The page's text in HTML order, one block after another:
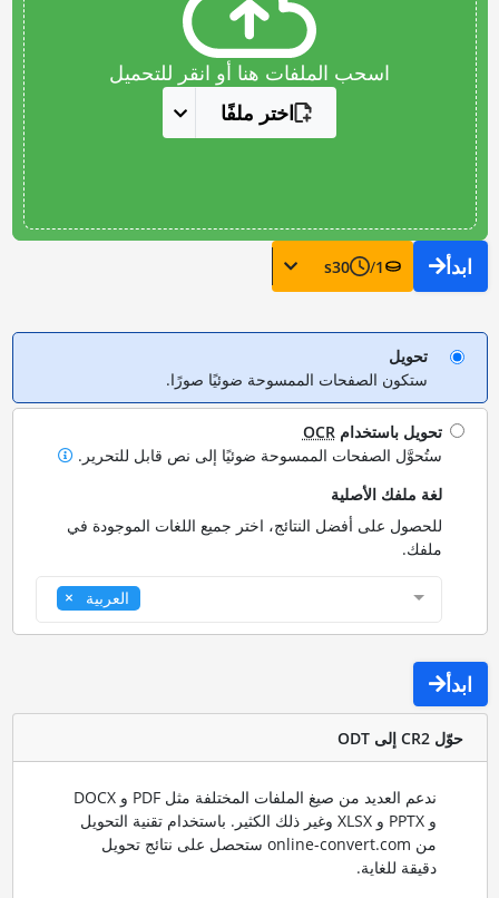
اسحب الملفات هنا أو انقر للتحميل
اختر ملفًا
ابدأ 1
/
30
s
تحويل
ستكون الصفحات الممسوحة ضوئيًا صورًا.
تحويل باستخدام OCR
ستُحوَّل الصفحات الممسوحة ضوئيًا إلى نص قابل للتحرير.
لغة ملفك الأصلية
للحصول على أفضل النتائج، اختر جميع اللغات الموجودة في
ملفك.
العربية
ابدأ
حوّل CR2 إلى ODT
ندعم العديد من صيغ الملفات المختلفة مثل PDF و DOCX
و PPTX و XLSX وغير ذلك الكثير. باستخدام تقنية التحويل
من online-convert.com ستحصل على نتائج تحويل
دقيقة للغاية.